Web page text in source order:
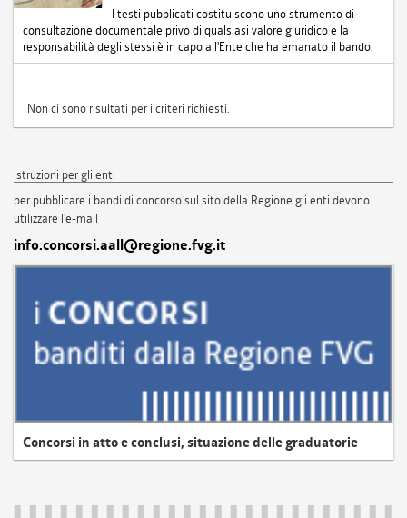
I testi pubblicati costituiscono uno strumento di
consultazione documentale privo di qualsiasi valore giuridico e la
responsabilità degli stessi è in capo all'Ente che ha emanato il bando.
Non ci sono risultati per i criteri richiesti.
istruzioni per gli enti
per pubblicare i bandi di concorso sul sito della Regione gli enti devono
utilizzare l'e-mail
info.concorsi.aall@regione.fvg.it
Concorsi in atto e conclusi, situazione delle graduatorie